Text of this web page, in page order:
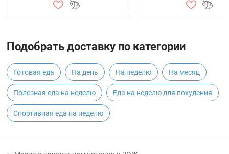
Подобрать доставку по категории
Готовая еда На день На неделю На месяц
Полезная еда на неделю Еда на неделю для похудения
Спортивная еда на неделю